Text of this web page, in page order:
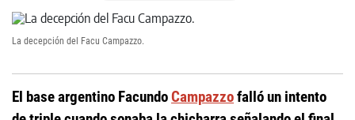
La decepción del Facu Campazzo.
El base argentino FacundoCampazzofalló un intento